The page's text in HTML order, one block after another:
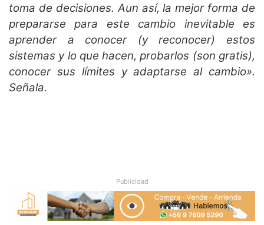
toma de decisiones.Aun así, la mejor forma de
prepararse para este cambio inevitable es
aprender a conocer (y reconocer) estos
sistemas y lo que hacen, probarlos (son gratis),
conocer sus límites y adaptarse al cambio».
Señala.
Publicidad